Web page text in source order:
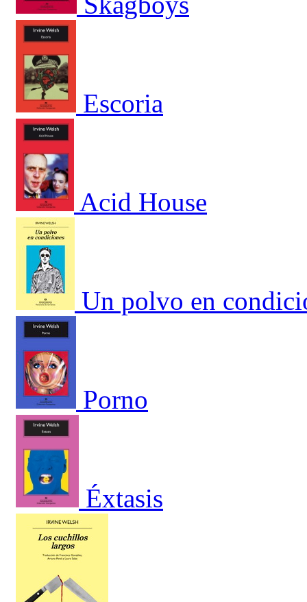
Escoria
Acid House
Un polvo en
Porno
Éxtasis